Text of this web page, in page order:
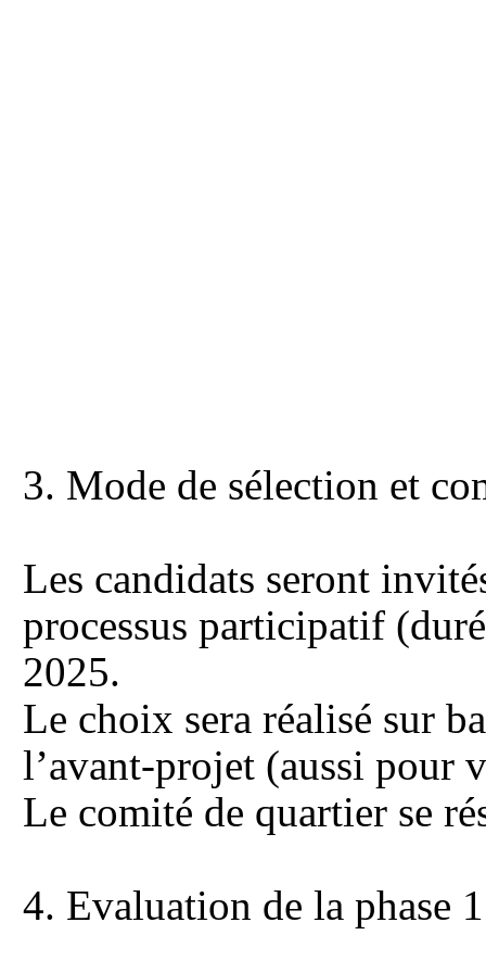
3. Mode de sélection et
Les candidats seront
processus participatif
2025.
Le choix sera réalisé sur
l’avant-projet (aussi pour
Le comité de quartier se
4. Evaluation de la phase 1